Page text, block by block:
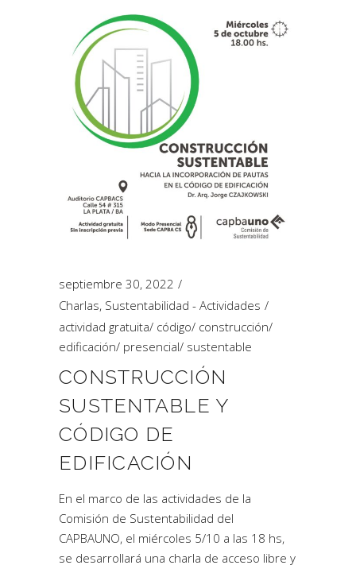
septiembre 30, 2022
Charlas, Sustentabilidad - Actividades
actividad gratuita/ código/ construcción/
edificación/ presencial/ sustentable
CONSTRUCCIÓN
SUSTENTABLE Y
CÓDIGO DE
EDIFICACIÓN
En el marco de las actividades de la
Comisión de Sustentabilidad del
CAPBAUNO, el miércoles 5/10 a las 18 hs,
se desarrollará una charla de acceso libre y